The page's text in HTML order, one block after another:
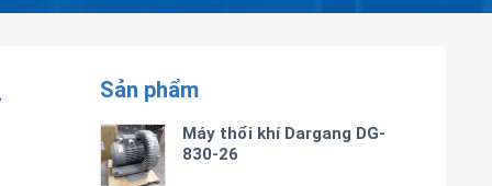
Sản phẩm
Máy thổi khí Dargang DG-
830-26